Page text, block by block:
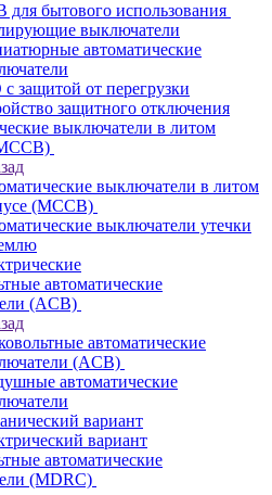
для бытового использования
выключатели
автоматические
защитой от перегрузки
защитного отключения
выключатели в литом
выключатели в литом
(MCCB)
выключатели утечки
автоматические
(ACB)
автоматические
(ACB)
автоматические
вариант
вариант
автоматические
(MDRC)